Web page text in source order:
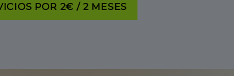
POR 2€ / 2 MESES